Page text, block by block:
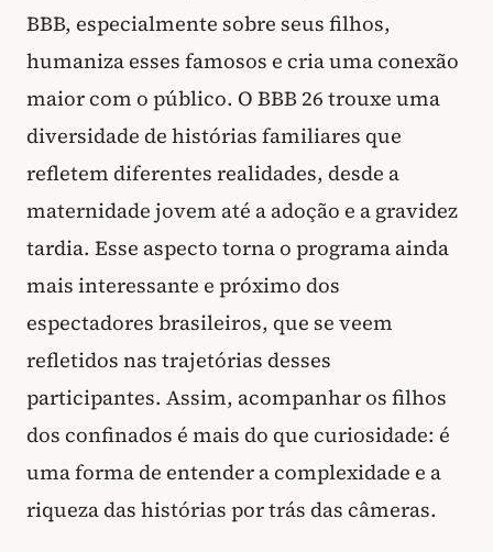
BBB, especialmente sobre seus filhos,
humaniza esses famosos e cria uma conexão
maior com o público. O BBB 26 trouxe uma
diversidade de histórias familiares que
refletem diferentes realidades, desde a
maternidade jovem até a adoção e a gravidez
tardia. Esse aspecto torna o programa ainda
mais interessante e próximo dos
espectadores brasileiros, que se veem
refletidos nas trajetórias desses
participantes. Assim, acompanhar os filhos
dos confinados é mais do que curiosidade: é
uma forma de entender a complexidade e a
riqueza das histórias por trás das câmeras.